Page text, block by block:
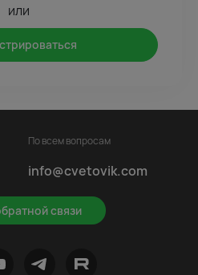
или
связи
По всем вопросам
info@cvetovik.com